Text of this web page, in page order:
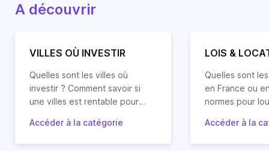
A découvrir
VILLES OÙ INVESTIR
Quelles sont les villes où
investir ? Comment savoir si
une villes est rentable pour
locatif ? Quelles villes vont
Retrouvez les réponses à vos
Accéder à la catégorie
LOIS &
Quelles sont
en France ou
normes pour
relatifs à la
Suivez le
Accéder à la